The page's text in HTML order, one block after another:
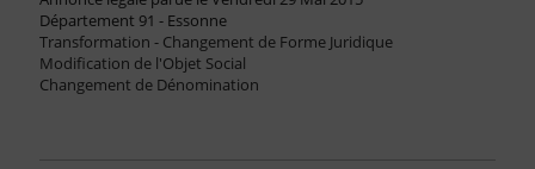
Département 91 - Essonne
Transformation - Changement de Forme Juridique
Modification de l'Objet Social
Changement de Dénomination